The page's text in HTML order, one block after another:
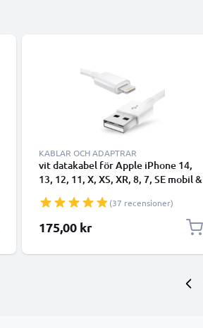
KABLAR OCH ADAPTRAR
vit datakabel för Apple iPhone 14,
13, 12, 11, X, XS, XR, 8, 7, SE mobil &
överföring - USB-sladd(37 recensioner)
175,00 kr